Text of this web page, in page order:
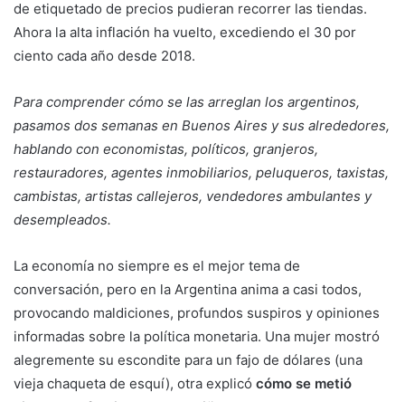
de etiquetado de precios pudieran recorrer las tiendas.
Ahora la alta inflación ha vuelto, excediendo el 30 por
ciento cada año desde 2018.
Para comprender cómo se las arreglan los argentinos,
pasamos dos semanas en Buenos Aires y sus alrededores,
hablando con economistas, políticos, granjeros,
restauradores, agentes inmobiliarios, peluqueros, taxistas,
cambistas, artistas callejeros, vendedores ambulantes y
desempleados.
La economía no siempre es el mejor tema de
conversación, pero en la Argentina anima a casi todos,
provocando maldiciones, profundos suspiros y opiniones
informadas sobre la política monetaria. Una mujer mostró
alegremente su escondite para un fajo de dólares (una
vieja chaqueta de esquí), otra explicó cómo se metió